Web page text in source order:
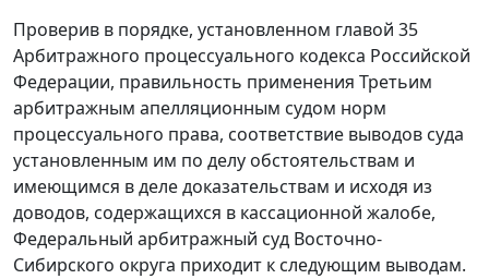
Проверив в порядке, установленном главой 35
Арбитражного процессуального кодекса Российской
Федерации, правильность применения Третьим
арбитражным апелляционным судом норм
процессуального права, соответствие выводов суда
установленным им по делу обстоятельствам и
имеющимся в деле доказательствам и исходя из
доводов, содержащихся в кассационной жалобе,
Федеральный арбитражный суд Восточно-
Сибирского округа приходит к следующим выводам.